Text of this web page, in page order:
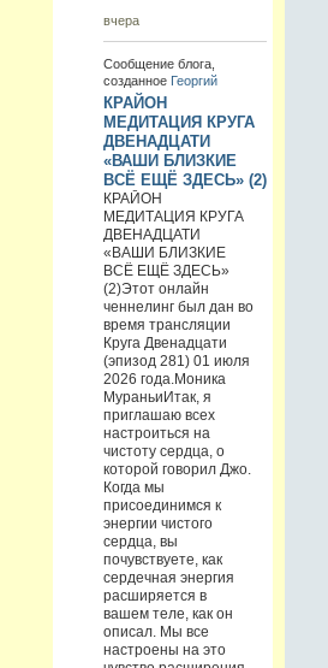
вчера
Сообщение блога,
созданное Георгий
КРАЙОН
МЕДИТАЦИЯ КРУГА
ДВЕНАДЦАТИ
«ВАШИ БЛИЗКИЕ
ВСЁ ЕЩЁ ЗДЕСЬ» (2)
КРАЙОН
МЕДИТАЦИЯ КРУГА
ДВЕНАДЦАТИ
«ВАШИ БЛИЗКИЕ
ВСЁ ЕЩЁ ЗДЕСЬ»
(2)Этот онлайн
ченнелинг был дан во
время трансляции
Круга Двенадцати
(эпизод 281) 01 июля
2026 года.Моника
МураньиИтак, я
приглашаю всех
настроиться на
чистоту сердца, о
которой говорил Джо.
Когда мы
присоединимся к
энергии чистого
сердца, вы
почувствуете, как
сердечная энергия
расширяется в
вашем теле, как он
описал. Мы все
настроены на это